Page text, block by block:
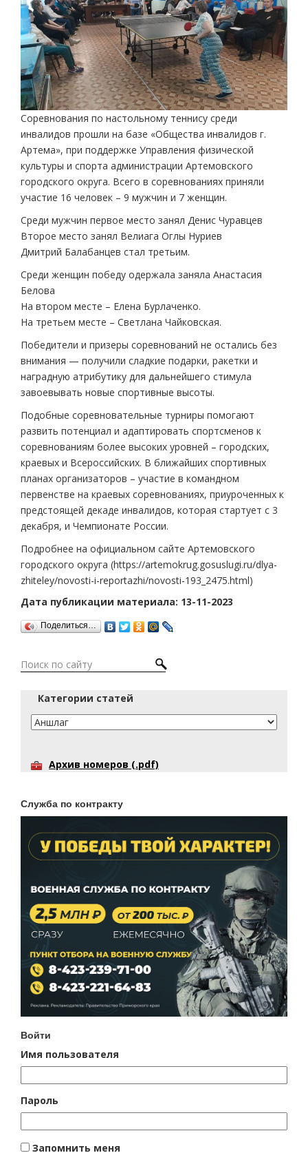
Соревнования по настольному теннису среди
инвалидов прошли на базе «Общества инвалидов г.
Артема», при поддержке Управления физической
культуры и спорта администрации Артемовского
городского округа. Всего в соревнованиях приняли
участие 16 человек – 9 мужчин и 7 женщин.
Среди мужчин первое место занял Денис Чуравцев
Второе место занял Велиага Оглы Нуриев
Дмитрий Балабанцев стал третьим.
Среди женщин победу одержала заняла Анастасия
Белова
На втором месте – Елена Бурлаченко.
На третьем месте – Светлана Чайковская.
Победители и призеры соревнований не остались без
внимания — получили сладкие подарки, ракетки и
наградную атрибутику для дальнейшего стимула
завоевывать новые спортивные высоты.
Подобные соревновательные турниры помогают
развить потенциал и адаптировать спортсменов к
соревнованиям более высоких уровней – городских,
краевых и Всероссийских. В ближайших спортивных
планах организаторов – участие в командном
первенстве на краевых соревнованиях, приуроченных к
предстоящей декаде инвалидов, которая стартует с 3
декабря, и Чемпионате России.
Подробнее на официальном сайте Артемовского
городского округа (https://artemokrug.gosuslugi.ru/dlya-
zhiteley/novosti-i-reportazhi/novosti-193_2475.html)
Дата публикации материала: 13-11-2023
Поделиться…
Категории статей
Архив номеров (.pdf)
Служба по контракту
Войти
Имя пользователя
Пароль
Запомнить меня